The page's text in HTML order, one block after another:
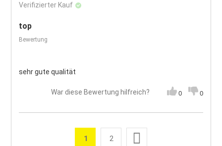
Verifizierter Kauf
top
Bewertung
sehr gute qualität
War diese Bewertung hilfreich? 0 0
Seite
Sie lesen gerade die Seite
1 Seite
2